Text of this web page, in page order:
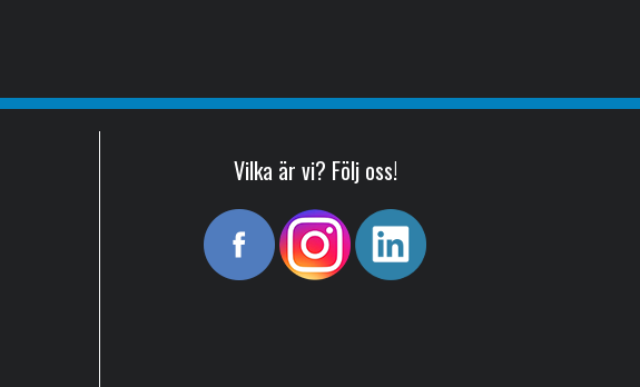
Vilka är vi? Följ oss!